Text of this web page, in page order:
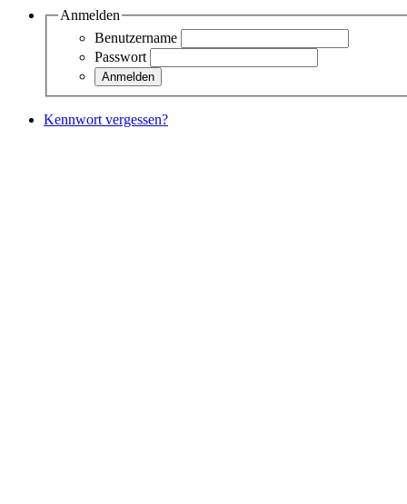
Anmelden
Benutzername
Passwort
Kennwort vergessen?